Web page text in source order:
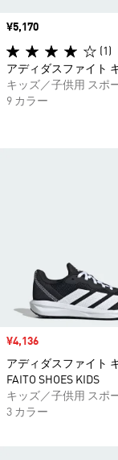
セール価格
¥4,136
アディダスファイト
FAITO SHOES KIDS
キッズ／子供用 スポ
3 カラー
価格
¥5,170
(1)
アディダスファイト
キッズ／子供用 スポ
9 カラー